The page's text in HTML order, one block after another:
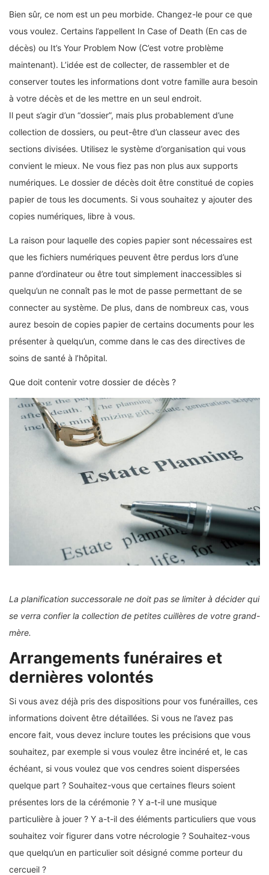
Bien sûr, ce nom est un peu morbide. Changez-le pour ce que
vous voulez. Certains l’appellent In Case of Death (En cas de
décès) ou It’s Your Problem Now (C’est votre problème
maintenant). L’idée est de collecter, de rassembler et de
conserver toutes les informations dont votre famille aura besoin
à votre décès et de les mettre en un seul endroit.
Il peut s’agir d’un “dossier”, mais plus probablement d’une
collection de dossiers, ou peut-être d’un classeur avec des
sections divisées. Utilisez le système d’organisation qui vous
convient le mieux. Ne vous fiez pas non plus aux supports
numériques. Le dossier de décès doit être constitué de copies
papier de tous les documents. Si vous souhaitez y ajouter des
copies numériques, libre à vous.
La raison pour laquelle des copies papier sont nécessaires est
que les fichiers numériques peuvent être perdus lors d’une
panne d’ordinateur ou être tout simplement inaccessibles si
quelqu’un ne connaît pas le mot de passe permettant de se
connecter au système. De plus, dans de nombreux cas, vous
aurez besoin de copies papier de certains documents pour les
présenter à quelqu’un, comme dans le cas des directives de
soins de santé à l’hôpital.
Que doit contenir votre dossier de décès ?
La planification successorale ne doit pas se limiter à décider qui
se verra confier la collection de petites cuillères de votre grand-
mère.
Arrangements funéraires et
dernières volontés
Si vous avez déjà pris des dispositions pour vos funérailles, ces
informations doivent être détaillées. Si vous ne l’avez pas
encore fait, vous devez inclure toutes les précisions que vous
souhaitez, par exemple si vous voulez être incinéré et, le cas
échéant, si vous voulez que vos cendres soient dispersées
quelque part ? Souhaitez-vous que certaines fleurs soient
présentes lors de la cérémonie ? Y a-t-il une musique
particulière à jouer ? Y a-t-il des éléments particuliers que vous
souhaitez voir figurer dans votre nécrologie ? Souhaitez-vous
que quelqu’un en particulier soit désigné comme porteur du
cercueil ?